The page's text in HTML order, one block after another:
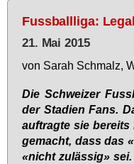
Fussballliga:
21. Mai 2015
von Sa­rah Schmalz,
Die Schwei­zer
der Sta­di­en Fans.
auf­trag­te sie be­reits
ge­macht, dass das
«nicht zu­läs­sig»